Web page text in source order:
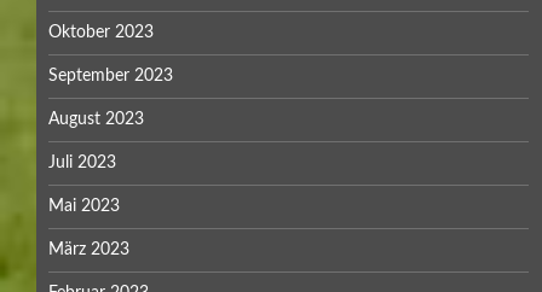
Oktober 2023
September 2023
August 2023
Juli 2023
Mai 2023
März 2023